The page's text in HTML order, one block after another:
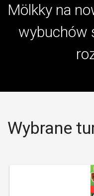
Mölkky na
wybuchów
Wybrane